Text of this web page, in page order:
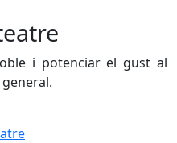
i potenciar el gust al